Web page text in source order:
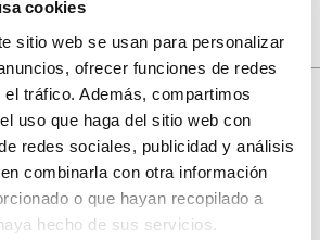
cookies
sitio web se usan para personalizar
ofrecer funciones de redes
tráfico. Además, compartimos
uso que haga del sitio web con
redes sociales, publicidad y análisis
combinarla con otra información
o que hayan recopilado a
hecho de sus servicios.
de descuento
compra.